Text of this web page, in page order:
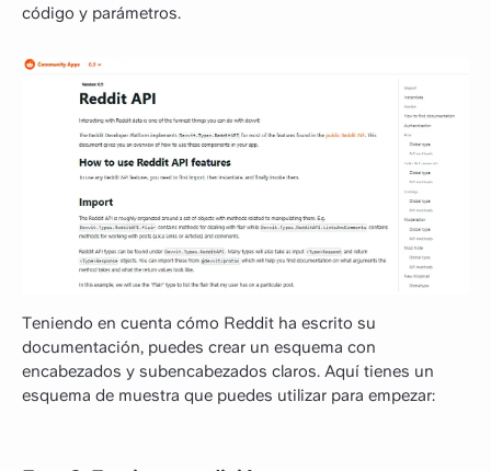
código y parámetros.
Teniendo en cuenta cómo Reddit ha escrito su
documentación, puedes crear un esquema con
encabezados y subencabezados claros. Aquí tienes un
esquema de muestra que puedes utilizar para empezar: